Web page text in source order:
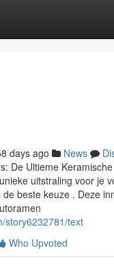
days ago News
De Ultieme
uitstraling voor je
beste keuze . Deze
story6232781/text
Who Upvoted